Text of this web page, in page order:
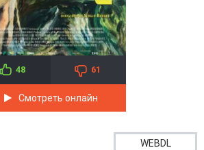
48 61
Смотреть онлайн
WEBDL